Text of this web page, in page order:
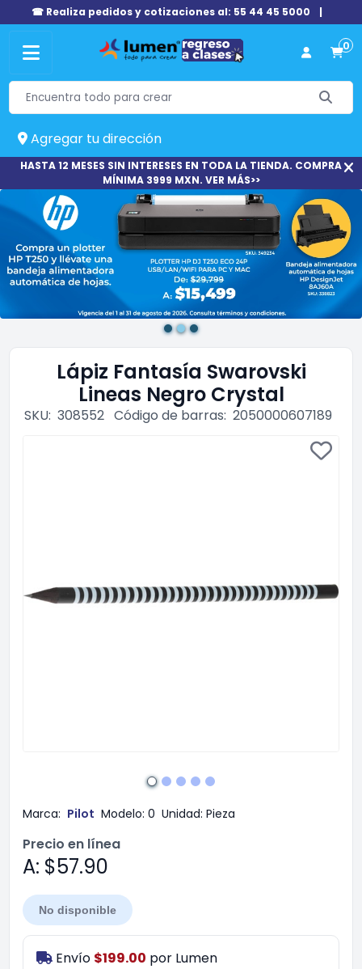
☎ Realiza pedidos y cotizaciones al: 55 44 45 5000 |
0
Agregar tu dirección
HASTA 12 MESES SIN INTERESES EN TODA LA TIENDA. COMPRA
MÍNIMA 3999 MXN. VER MÁS>>
Lápiz Fantasía Swarovski
Lineas Negro Crystal
SKU: 308552 Código de barras: 2050000607189
Marca: Pilot Modelo: 0 Unidad: Pieza
Precio en línea
A: $57.90
No disponible
Envío $199.00 por Lumen